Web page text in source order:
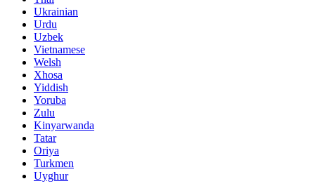
Ukrainian
Urdu
Uzbek
Vietnamese
Welsh
Xhosa
Yiddish
Yoruba
Zulu
Kinyarwanda
Tatar
Oriya
Turkmen
Uyghur